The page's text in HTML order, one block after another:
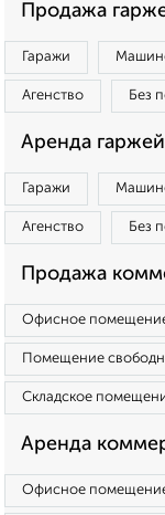
Продажа
Гаражи
Агенство Без
Аренда
Гаражи
Агенство Без
Продажа
Офисное
Помещение
Складское
Аренда
Офисное